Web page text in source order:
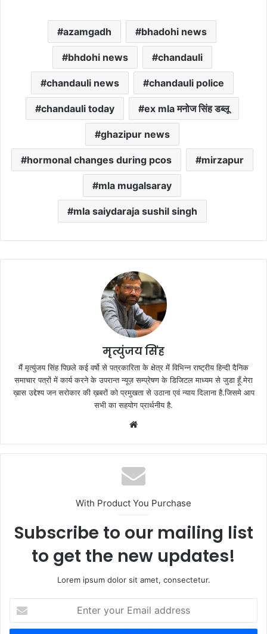
azamgadh bhadohi news
bhdohi news chandauli
chandauli news chandauli police
chandauli today ex mla मनोज सिंह डब्लू
ghazipur news
hormonal changes during pcos mirzapur
mla mugalsaray
mla saiydaraja sushil singh
मृत्युंजय सिंह
मैं मृत्युंजय सिंह पिछले कई वर्षो से पत्रकारिता के क्षेत्र में विभिन्न राष्ट्रीय हिन्दी दैनिक
समाचार पत्रों में कार्य करने के उपरान्त न्यूज़ सम्प्रेषण के डिजिटल माध्यम से जुडा हूँ.मेरा
ख़ास उद्देश्य जन सरोकार की ख़बरों को प्रमुखता से उठाना एवं न्याय दिलाना है.जिसमे आप
सभी का सहयोग प्रार्थनीय है.
With Product You Purchase
Subscribe to our mailing list
to get the new updates!
Lorem ipsum dolor sit amet, consectetur.
your
Email